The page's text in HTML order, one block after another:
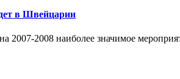
в Швейцарии
2007-2008 наиболее значимое